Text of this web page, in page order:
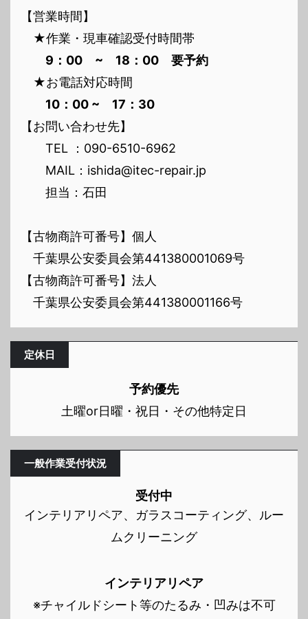
【営業時間】
★作業・現車確認受付時間帯
9：00 ~ 18：00 要予約
★お電話対応時間
10：00 ~ 17：30
【お問い合わせ先】
TEL ：090-6510-6962
MAIL：ishida@itec-repair.jp
担当：石田
【古物商許可番号】個人
千葉県公安委員会第441380001069号
【古物商許可番号】法人
千葉県公安委員会第441380001166号
定休日
予約優先
土曜or日曜・祝日・その他特定日
一般作業受付状況
受付中
インテリアリペア、ガラスコーティング、ルー
ムクリーニング
インテリアリペア
※チャイルドシート等のたるみ・凹みは不可